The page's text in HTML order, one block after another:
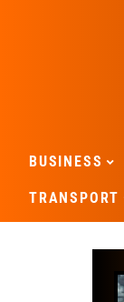
BUSINESS
TRANSPORT